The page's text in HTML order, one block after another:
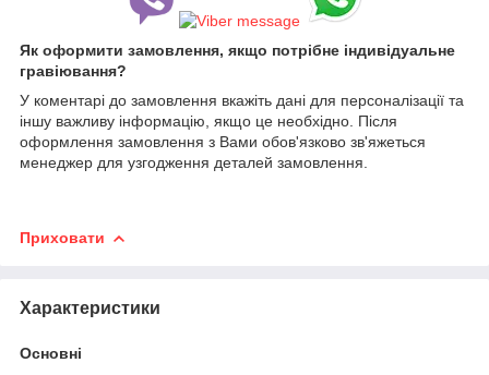
Як оформити замовлення, якщо потрібне індивідуальне
гравіювання?
У коментарі до замовлення вкажіть дані для персоналізації та
іншу важливу інформацію, якщо це необхідно. Після
оформлення замовлення з Вами обов'язково зв'яжеться
менеджер для узгодження деталей замовлення.
Приховати
Характеристики
Основні